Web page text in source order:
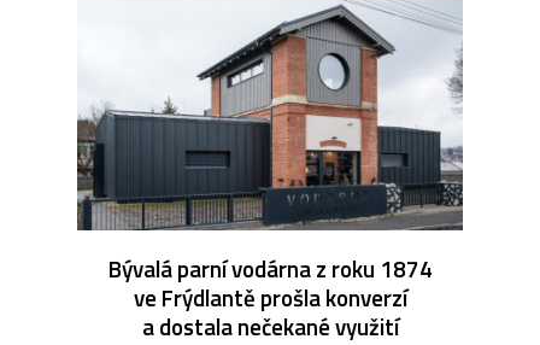
Bývalá parní vodárna z roku 1874
ve Frýdlantě prošla konverzí
a dostala nečekané využití